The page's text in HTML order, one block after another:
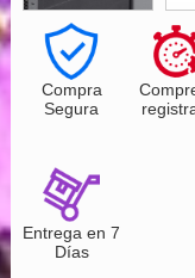
Compra
Segura
Entrega en 7
Días